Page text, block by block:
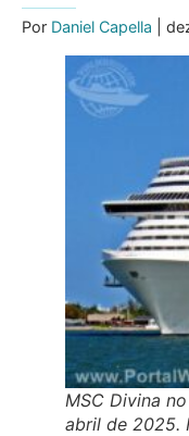
Por Daniel Capella |
MSC Divina
abril de 2025.